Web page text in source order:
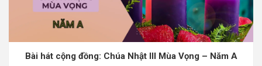
Bài hát cộng đồng: Chúa Nhật III Mùa Vọng – Năm A